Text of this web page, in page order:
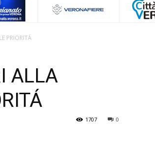
Veneto
PRIORITÁ
ALLA
0
1707